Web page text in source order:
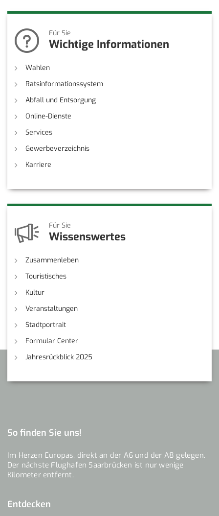
Für Sie
Wichtige Informationen
Wahlen
Ratsinformationssystem
Abfall und Entsorgung
Online-Dienste
Services
Gewerbeverzeichnis
Karriere
Für Sie
Wissenswertes
Zusammenleben
Touristisches
Kultur
Veranstaltungen
Stadtportrait
Formular Center
Jahresrückblick 2025
So finden Sie uns!
Im Herzen Europas, direkt an der A6 und der A8 gelegen.
Der nächste Flughafen Saarbrücken ist nur wenige
Kilometer entfernt.
Entdecken